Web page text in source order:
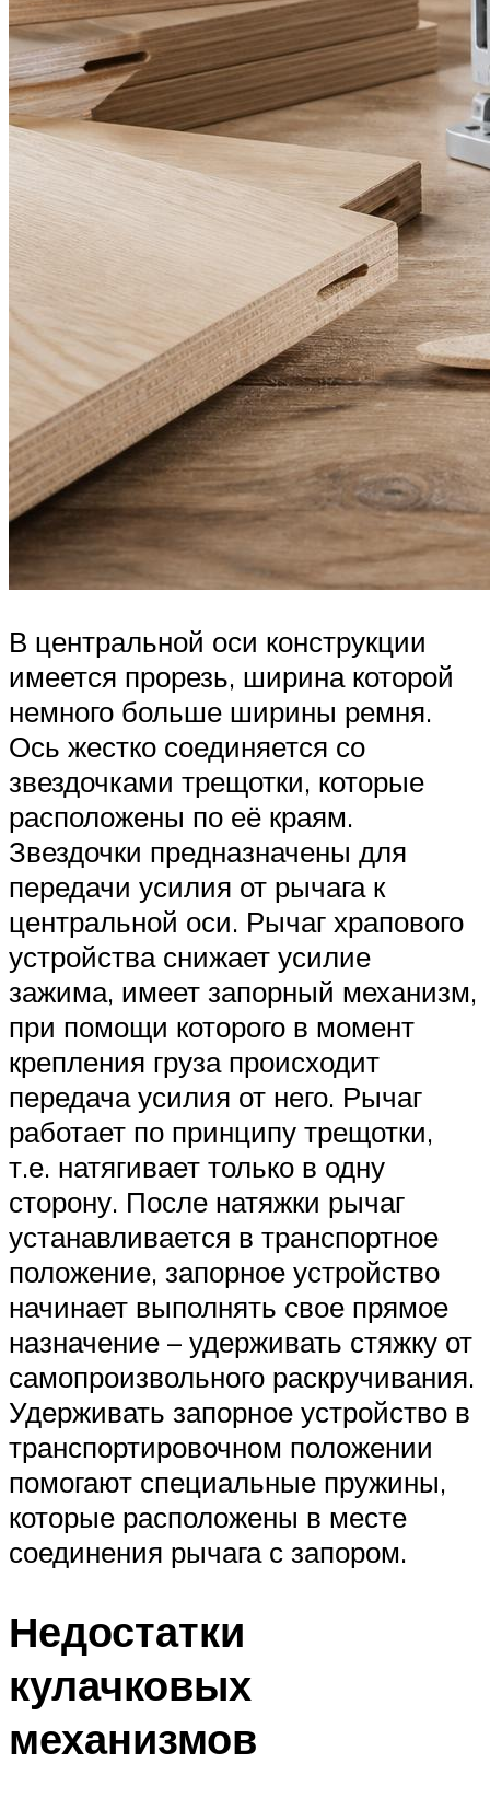
В центральной оси конструкции
имеется прорезь, ширина которой
немного больше ширины ремня.
Ось жестко соединяется со
звездочками трещотки, которые
расположены по её краям.
Звездочки предназначены для
передачи усилия от рычага к
центральной оси. Рычаг храпового
устройства снижает усилие
зажима, имеет запорный механизм,
при помощи которого в момент
крепления груза происходит
передача усилия от него. Рычаг
работает по принципу трещотки,
т.е. натягивает только в одну
сторону. После натяжки рычаг
устанавливается в транспортное
положение, запорное устройство
начинает выполнять свое прямое
назначение – удерживать стяжку от
самопроизвольного раскручивания.
Удерживать запорное устройство в
транспортировочном положении
помогают специальные пружины,
которые расположены в месте
соединения рычага с запором.
Недостатки
кулачковых
механизмов